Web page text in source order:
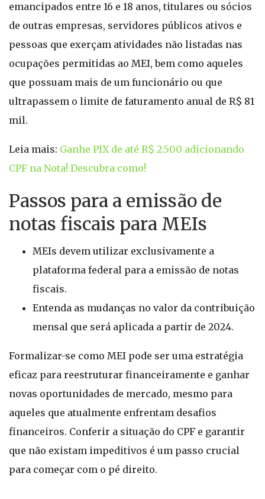
emancipados entre 16 e 18 anos, titulares ou sócios
de outras empresas, servidores públicos ativos e
pessoas que exerçam atividades não listadas nas
ocupações permitidas ao MEI, bem como aqueles
que possuam mais de um funcionário ou que
ultrapassem o limite de faturamento anual de R$ 81
mil.
Leia mais: Ganhe PIX de até R$ 2.500 adicionando
CPF na Nota! Descubra como!
Passos para a emissão de
notas fiscais para MEIs
MEIs devem utilizar exclusivamente a
plataforma federal para a emissão de notas
fiscais.
Entenda as mudanças no valor da contribuição
mensal que será aplicada a partir de 2024.
Formalizar-se como MEI pode ser uma estratégia
eficaz para reestruturar financeiramente e ganhar
novas oportunidades de mercado, mesmo para
aqueles que atualmente enfrentam desafios
financeiros. Conferir a situação do CPF e garantir
que não existam impeditivos é um passo crucial
para começar com o pé direito.